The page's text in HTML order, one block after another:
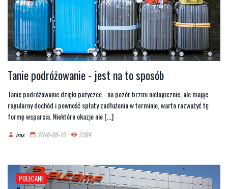
Tanie podróżowanie - jest na to sposób
Tanie podróżowanie dzięki pożyczce - na pozór brzmi nielogicznie, ale mając
regularny dochód i pewność spłaty zadłużenia w terminie, warto rozważyć tę
formę wsparcia. Niektóre okazje nie [...]
person iras date_range 2016-08-19 remove_red_eye 2384
POLECANE